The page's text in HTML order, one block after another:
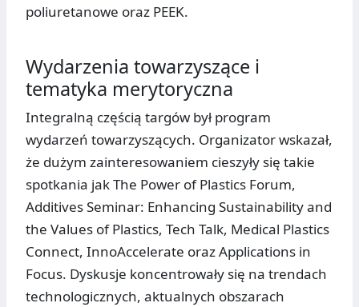
poliuretanowe oraz PEEK.
Wydarzenia towarzyszące i
tematyka merytoryczna
Integralną częścią targów był program
wydarzeń towarzyszących. Organizator wskazał,
że dużym zainteresowaniem cieszyły się takie
spotkania jak The Power of Plastics Forum,
Additives Seminar: Enhancing Sustainability and
the Values of Plastics, Tech Talk, Medical Plastics
Connect, InnoAccelerate oraz Applications in
Focus. Dyskusje koncentrowały się na trendach
technologicznych, aktualnych obszarach